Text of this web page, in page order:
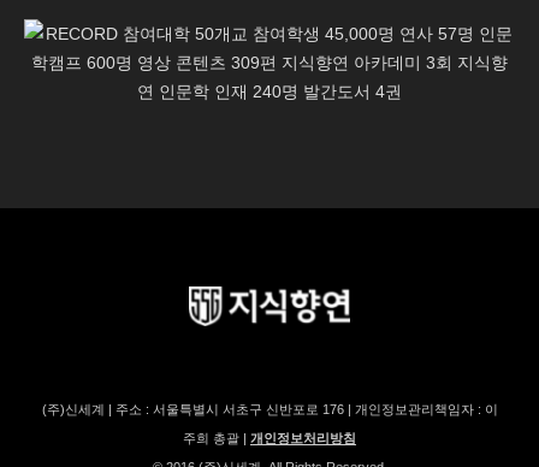
(주)신세계 | 주소 : 서울특별시 서초구 신반포로 176 | 개인정보관리책임자 : 이
주희 총괄 | 개인정보처리방침